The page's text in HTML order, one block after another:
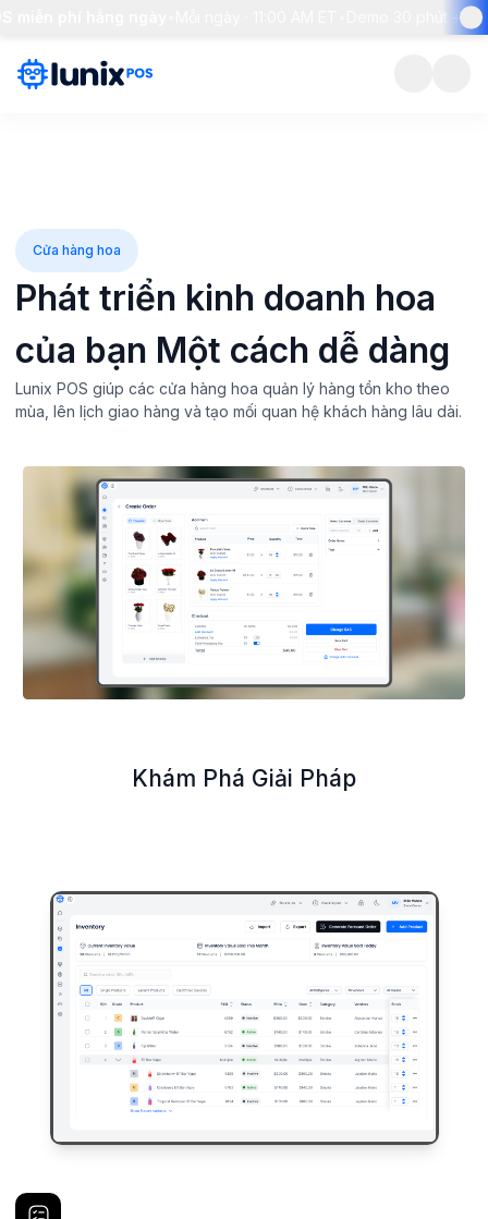
Demo 30 phút + giải
Cửa hàng hoa
Phát triển kinh doanh hoa
của bạn Một cách dễ dàng
Lunix POS giúp các cửa hàng hoa quản lý hàng tồn kho theo
mùa, lên lịch giao hàng và tạo mối quan hệ khách hàng lâu dài.
Khám Phá Giải Pháp